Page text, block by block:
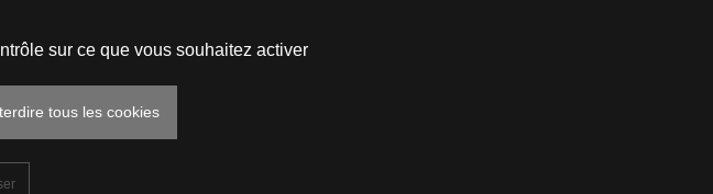
sur ce que vous souhaitez activer
tous les cookies